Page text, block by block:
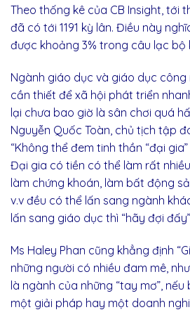
Theo thống kê của CB Insight, tới
đã có tới 1191 kỳ lân. Điều này
được khoảng 3% trong câu lạc bộ
Ngành giáo dục và giáo dục công
cần thiết để xã hội phát triển
lại chưa bao giờ là sân chơi quá
Nguyễn Quốc Toàn, chủ tịch tập
“Không thể đem tinh thần “đại
Đại gia có tiền có thể làm rất
làm chứng khoán, làm bất động
v.v đều có thể lấn sang ngành
lấn sang giáo dục thì “hãy đợi
Ms Haley Phan cũng khẳng định
những người có nhiều đam mê,
là ngành của những “tay mơ”,
một giải pháp hay một doanh